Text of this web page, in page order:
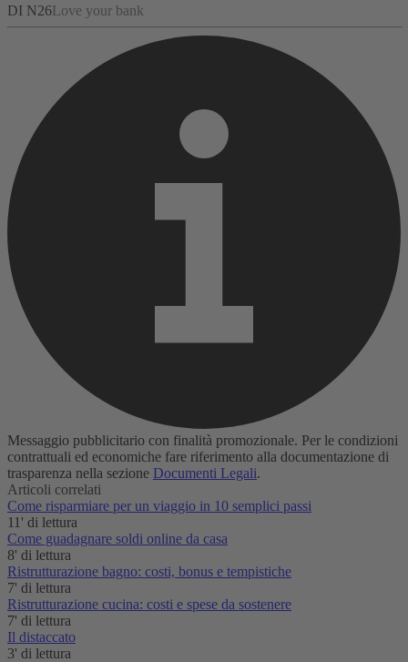
DI N26Love your bank
Messaggio pubblicitario con finalità promozionale. Per le condizioni
contrattuali ed economiche fare riferimento alla documentazione di
trasparenza nella sezione Documenti Legali.
Articoli correlati
Come risparmiare per un viaggio in 10 semplici passi
11' di lettura
Come guadagnare soldi online da casa
8' di lettura
Ristrutturazione bagno: costi, bonus e tempistiche
7' di lettura
Ristrutturazione cucina: costi e spese da sostenere
7' di lettura
Il distaccato
3' di lettura